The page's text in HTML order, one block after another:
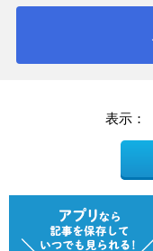
表示：